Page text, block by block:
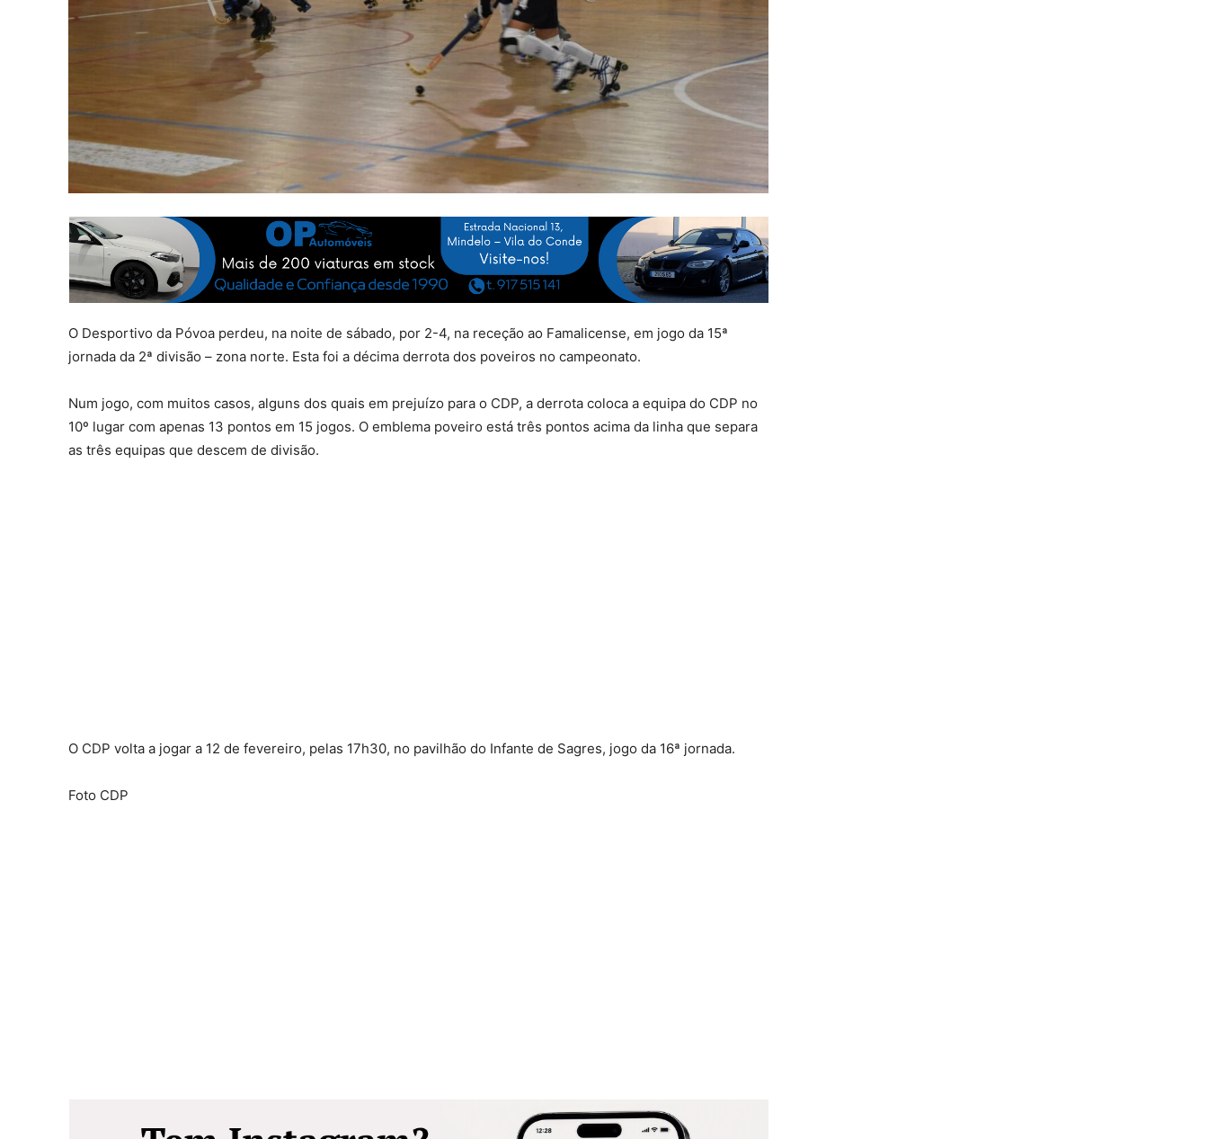
O Desportivo da Póvoa perdeu, na noite de sábado, por 2-4, na receção ao Famalicense, em jogo da 15ª
jornada da 2ª divisão – zona norte. Esta foi a décima derrota dos poveiros no campeonato.
Num jogo, com muitos casos, alguns dos quais em prejuízo para o CDP, a derrota coloca a equipa do CDP no
10º lugar com apenas 13 pontos em 15 jogos. O emblema poveiro está três pontos acima da linha que separa
as três equipas que descem de divisão.
O CDP volta a jogar a 12 de fevereiro, pelas 17h30, no pavilhão do Infante de Sagres, jogo da 16ª jornada.
Foto CDP